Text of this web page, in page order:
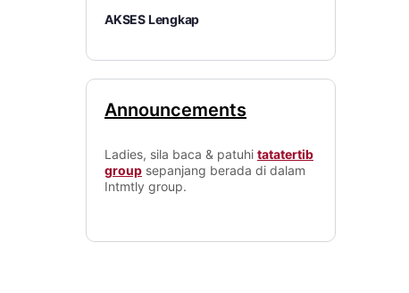
AKSES Lengkap
Announcements
Ladies, sila baca & patuhi tatatertib
group sepanjang berada di dalam
Intmtly group.